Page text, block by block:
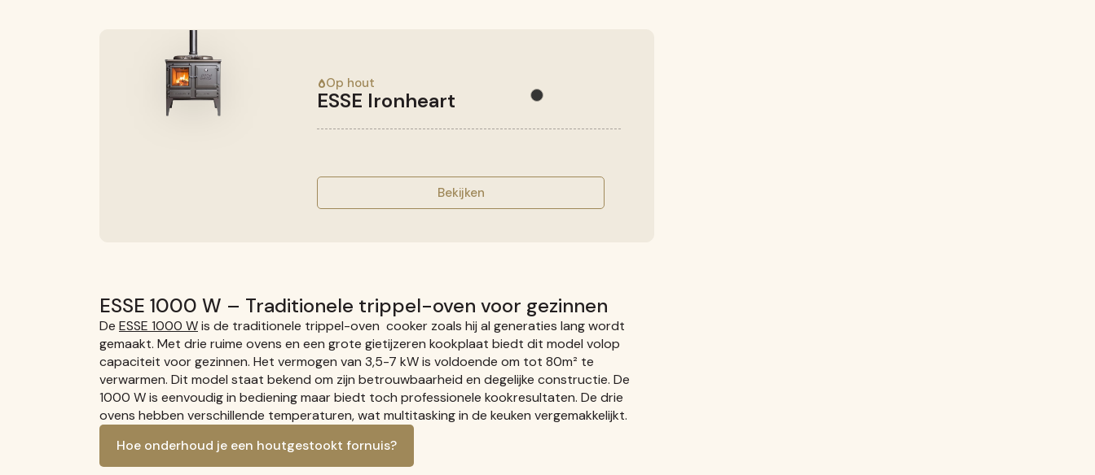
Op hout
ESSE Ironheart
Bekijken
ESSE 1000 W – Traditionele trippel-oven voor gezinnen
De ESSE 1000 Wis de traditionele trippel-oven cooker zoals hij al generaties lang wordt
gemaakt. Met drie ruime ovens en een grote gietijzeren kookplaat biedt dit model volop
capaciteit voor gezinnen. Het vermogen van 3,5-7 kW is voldoende om tot 80m² te
verwarmen. Dit model staat bekend om zijn betrouwbaarheid en degelijke constructie. De
1000 W is eenvoudig in bediening maar biedt toch professionele kookresultaten. De drie
ovens hebben verschillende temperaturen, wat multitasking in de keuken vergemakkelijkt.
Hoe onderhoud je een houtgestookt fornuis?